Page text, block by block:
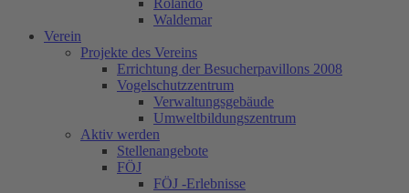
Waldemar
Verein
Projekte des Vereins
Errichtung der Besucherpavillons 2008
Vogelschutzzentrum
Verwaltungsgebäude
Umweltbildungszentrum
Aktiv werden
Stellenangebote
FÖJ
FÖJ -Erlebnisse